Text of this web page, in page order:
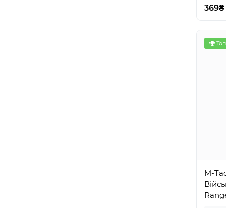
369₴
Топ
M-